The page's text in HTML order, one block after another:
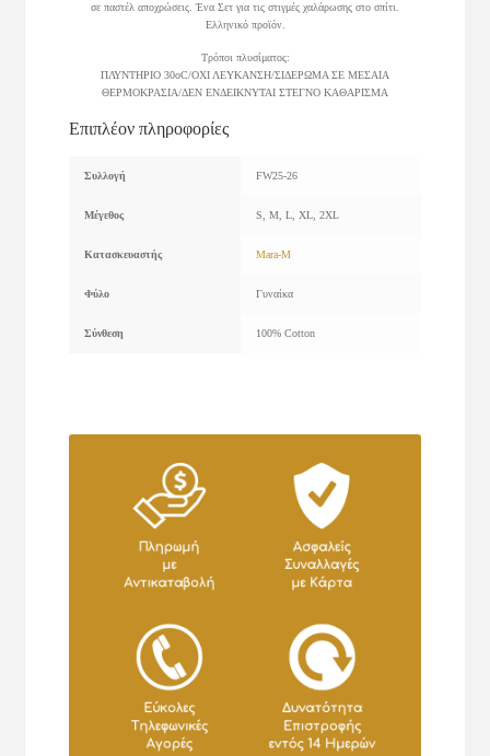
σε παστέλ αποχρώσεις. Ένα Σετ για τις στιγμές χαλάρωσης στο σπίτι.
Ελληνικό προϊόν.
Τρόποι πλυσίματος:
ΠΛΥΝΤΗΡΙΟ 30οC/ΟΧΙ ΛΕΥΚΑΝΣΗ/ΣΙΔΕΡΩΜΑ ΣΕ ΜΕΣΑΙΑ
ΘΕΡΜΟΚΡΑΣΙΑ/ΔΕΝ ΕΝΔΕΙΚΝΥΤΑΙ ΣΤΕΓΝΟ ΚΑΘΑΡΙΣΜΑ
Επιπλέον πληροφορίες
Συλλογή FW25-26
Μέγεθος S, M, L, XL, 2XL
Κατασκευαστής Mara-M
Φύλο Γυναίκα
Σύνθεση 100% Cotton